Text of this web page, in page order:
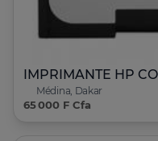
Médina, Dakar
65 000 F Cfa